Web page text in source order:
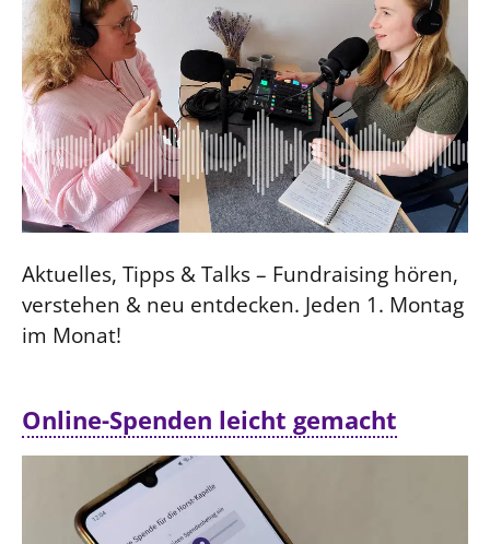
Aktuelles, Tipps & Talks – Fundraising hören,
verstehen & neu entdecken. Jeden 1. Montag
im Monat!
Online-Spenden leicht gemacht